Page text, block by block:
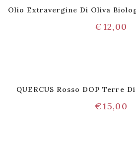
Olio Extravergine Di Oliva
€12,00
QUERCUS Rosso DOP Terre
€15,00